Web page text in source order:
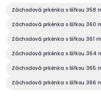
á
d
a
c
Záchodová prkénka s šířkou 358
Záchodová prkénka s šířkou 360
Záchodová prkénka s šířkou 361
Záchodová prkénka s šířkou 364
Záchodová prkénka s šířkou 365
Záchodová prkénka s šířkou 366